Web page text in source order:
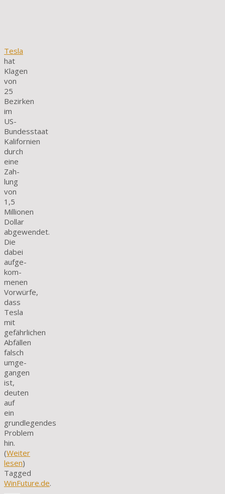
Tesla
hat
Klagen
von
25
Bezirken
im
US-
Bundesstaat
Kalifornien
durch
eine
Zah­
lung
von
1,5
Millionen
Dollar
abgewendet.
Die
dabei
aufge­
kom­
menen
Vorwürfe,
dass
Tesla
mit
gefährlichen
Abfällen
falsch
umge­
gangen
ist,
deuten
auf
ein
grundlegendes
Problem
hin.
(Weiter
lesen)
Tagged
WinFuture.de.